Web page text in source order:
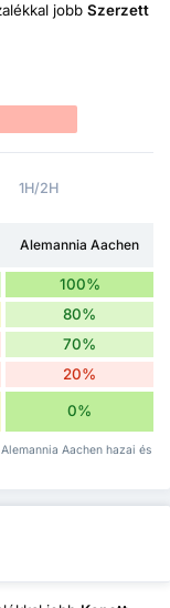
jobb Szerzett
1H/2H
Alemannia Aachen
100%
80%
70%
20%
0%
Aachen hazai és